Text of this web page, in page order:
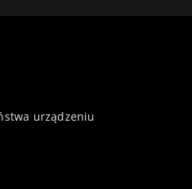
urządzeniu